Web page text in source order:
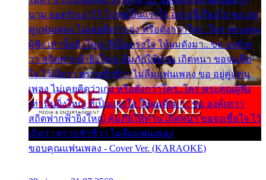
นาม ยอดรักเอาไว้ โปรดเป็นแรงใจ อย่างนี้เรื่อยไป ขอ อยู่
คู่แฟนเพลง ไม่เคยคิดว่าเก่ง หรือดังกว่าใคร..ใคร พระคุณ
ผู้ฟัง เท่านั้นยิ่งใหญ่ ที่เป็นแรงใจ ให้ผมดังมา.. ขอ องค์เท
วา สถิตฟากฟ้ายิ่งใหญ่ คุ้มภัยให้ท่าน เถิดหนา ขอจงเชื่อ
ใจ ไว้เถิดว่า ตราบชั่วชีวา ไม่ลืมแฟนเพลง ขอ อยู่คู่แฟน
เพลง ไม่เคยคิดว่าเก่ง หรือดังกว่าใคร..ใคร พระคุณผู้ฟัง
เท่านั้นยิ่งใหญ่ ที่เป็นแรงใจ ให้ผมดังมา.. ขอ องค์เทวา
สถิตฟากฟ้ายิ่งใหญ่ คุ้มภัยให้ท่าน เถิดหนา ขอจงเชื่อใจ ไว้
เถิดว่า ตราบชั่วชีวา ไม่ลืมแฟนเพลง
ขอบคุณแฟนเพลง - Cover Ver. (KARAOKE)